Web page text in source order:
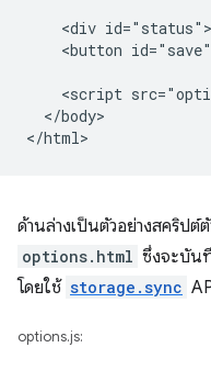
<div
<button
<script
  </body>
ด้านล่างเป็นตัวอย่างสคริปต์
options.html ซึ่งจะบัน
โดยใช้ storage.sync
options.js: